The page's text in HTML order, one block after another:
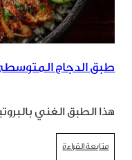
طبق الدجاج
هذا الطبق الغني
متابعة القراءة